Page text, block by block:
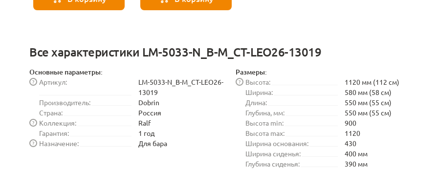
Все характеристики LM-5033-N_B-M_CT-LEO26-13019
Основные параметры:
Артикул:
?
LM-5033-N_B-M_CT-LEO26-
13019
Производитель:
Dobrin
Страна:
Россия
Коллекция:
?
Ralf
Гарантия:
1 год
Назначение:
? Для бара
Размеры:
Высота:
?
1120 мм (112 см)
Ширина:
580 мм (58 см)
Длина:
550 мм (55 см)
Глубина, мм:
550 мм (55 см)
Высота min:
900
Высота max:
1120
Ширина основания:
430
Ширина сиденья:
400 мм
Глубина сиденья:
390 мм